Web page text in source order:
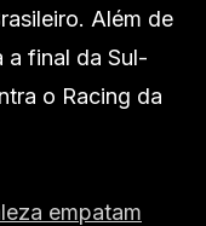
Além de
a final da Sul-
o Racing da
empatam